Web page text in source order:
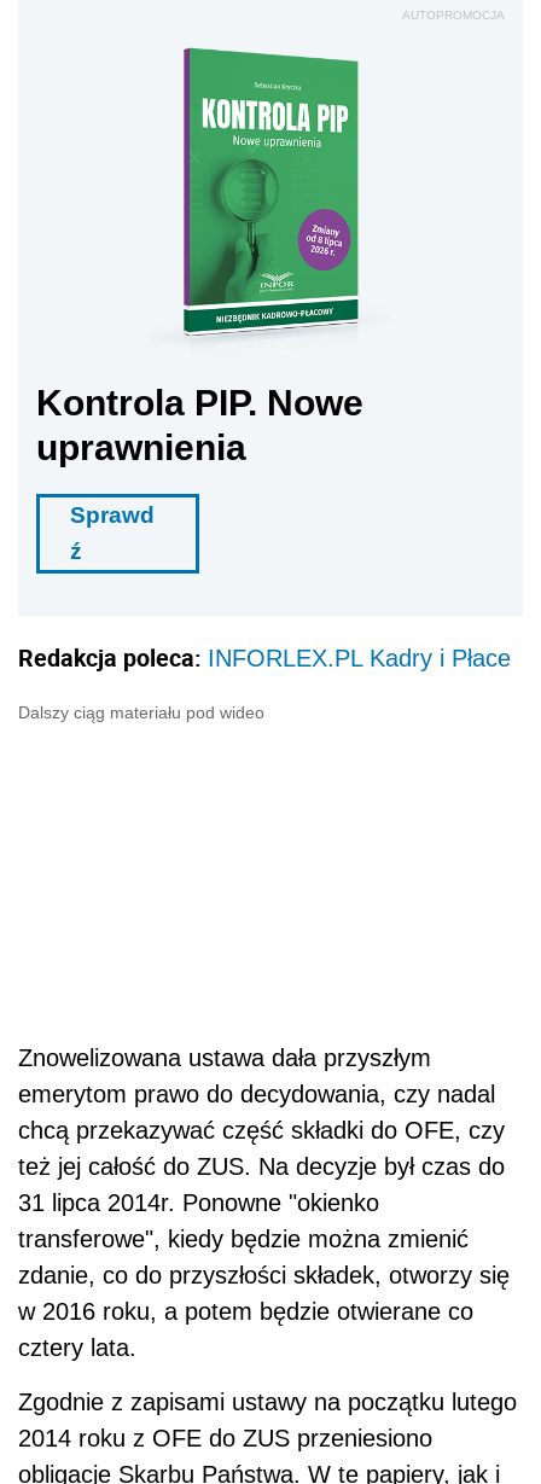
AUTOPROMOCJA
Kontrola PIP. Nowe
uprawnienia
Sprawd
ź
Redakcja poleca: INFORLEX.PL Kadry i Płace
Dalszy ciąg materiału pod wideo
Znowelizowana ustawa dała przyszłym
emerytom prawo do decydowania, czy nadal
chcą przekazywać część składki do OFE, czy
też jej całość do ZUS. Na decyzje był czas do
31 lipca 2014r. Ponowne "okienko
transferowe", kiedy będzie można zmienić
zdanie, co do przyszłości składek, otworzy się
w 2016 roku, a potem będzie otwierane co
cztery lata.
Zgodnie z zapisami ustawy na początku lutego
2014 roku z OFE do ZUS przeniesiono
obligacje Skarbu Państwa. W te papiery, jak i